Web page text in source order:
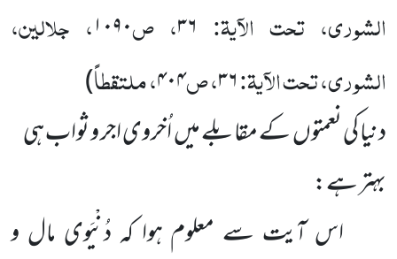
الشوری، تحت الآیۃ: ۳۶، ص۱۰۹۰، جلالین،
الشوری، تحت الآیۃ:۳۶، ص۴۰۴، ملتقطاً)
دنیا کی نعمتوں کے مقابلے میں اُخروی اجر و ثواب ہی
بہتر ہے:
اس آیت سے معلوم ہوا کہ دُنْیَوی مال و